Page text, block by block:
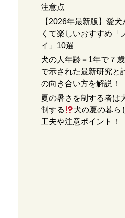
注意点
【2026年最新版】愛
くて楽しいおすすめ「
イ」10選
犬の人年齢＝1年で７
で示された最新研究と
の向き合い方を解説！
夏の暑さを制する者は
制する
犬の夏の暮ら
工夫や注意ポイント！